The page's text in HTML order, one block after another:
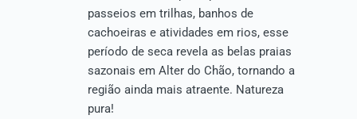
passeios em trilhas, banhos de
cachoeiras e atividades em rios, esse
período de seca revela as belas praias
sazonais em Alter do Chão, tornando a
região ainda mais atraente. Natureza
pura!